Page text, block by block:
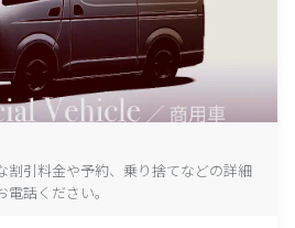
割引料金や予約、乗り捨てなどの詳細
話ください。